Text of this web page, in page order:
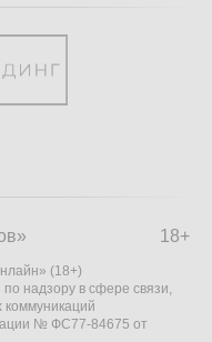
18+
(18+)
надзору в сфере связи,
№ ФС77-84675 от